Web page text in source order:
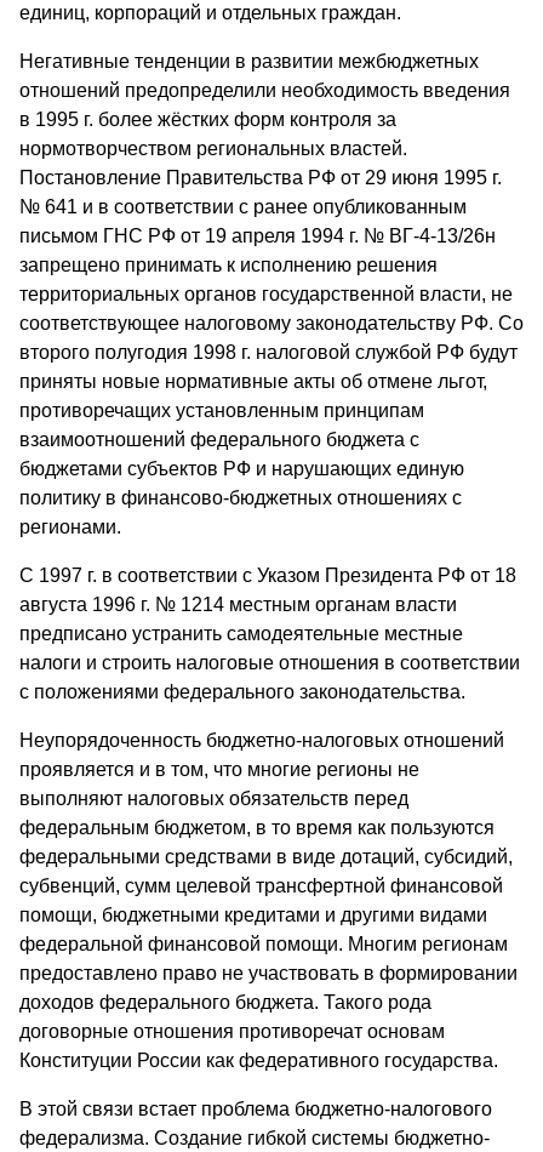
единиц, корпораций и отдельных граждан.
Негативные тенденции в развитии межбюджетных
отношений предопределили необходимость введения
в 1995 г. более жёстких форм контроля за
нормотворчеством региональных властей.
Постановление Правительства РФ от 29 июня 1995 г.
№ 641 и в соответствии с ранее опубликованным
письмом ГНС РФ от 19 апреля 1994 г. № ВГ-4-13/26н
запрещено принимать к исполнению решения
территориальных органов государственной власти, не
соответствующее налоговому законодательству РФ. Со
второго полугодия 1998 г. налоговой службой РФ будут
приняты новые нормативные акты об отмене льгот,
противоречащих установленным принципам
взаимоотношений федерального бюджета с
бюджетами субъектов РФ и нарушающих единую
политику в финансово-бюджетных отношениях с
регионами.
С 1997 г. в соответствии с Указом Президента РФ от 18
августа 1996 г. № 1214 местным органам власти
предписано устранить самодеятельные местные
налоги и строить налоговые отношения в соответствии
с положениями федерального законодательства.
Неупорядоченность бюджетно-налоговых отношений
проявляется и в том, что многие регионы не
выполняют налоговых обязательств перед
федеральным бюджетом, в то время как пользуются
федеральными средствами в виде дотаций, субсидий,
субвенций, сумм целевой трансфертной финансовой
помощи, бюджетными кредитами и другими видами
федеральной финансовой помощи. Многим регионам
предоставлено право не участвовать в формировании
доходов федерального бюджета. Такого рода
договорные отношения противоречат основам
Конституции России как федеративного государства.
В этой связи встает проблема бюджетно-налогового
федерализма. Создание гибкой системы бюджетно-